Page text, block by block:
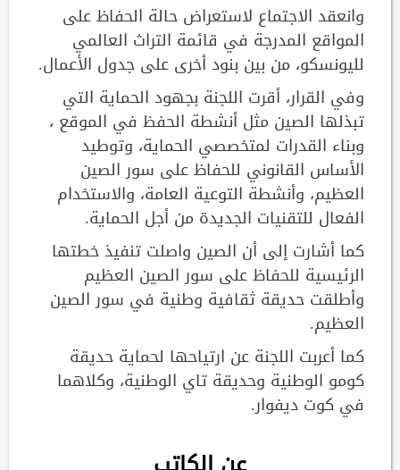
وانعقد الاجتماع لاستعراض حالة الحفاظ على
المواقع المدرجة في قائمة التراث العالمي
لليونسكو، من بين بنود أخرى على جدول الأعمال.
وفي القرار، أقرت اللجنة بجهود الحماية التي
تبذلها الصين مثل أنشطة الحفظ في الموقع ،
وبناء القدرات لمتخصصي الحماية، وتوطيد
الأساس القانوني للحفاظ على سور الصين
العظيم، وأنشطة التوعية العامة، والاستخدام
الفعال للتقنيات الجديدة من أجل الحماية.
كما أشارت إلى أن الصين واصلت تنفيذ خطتها
الرئيسية للحفاظ على سور الصين العظيم
وأطلقت حديقة ثقافية وطنية في سور الصين
العظيم.
كما أعربت اللجنة عن ارتياحها لحماية حديقة
كومو الوطنية وحديقة تاي الوطنية، وكلاهما
في كوت ديفوار.